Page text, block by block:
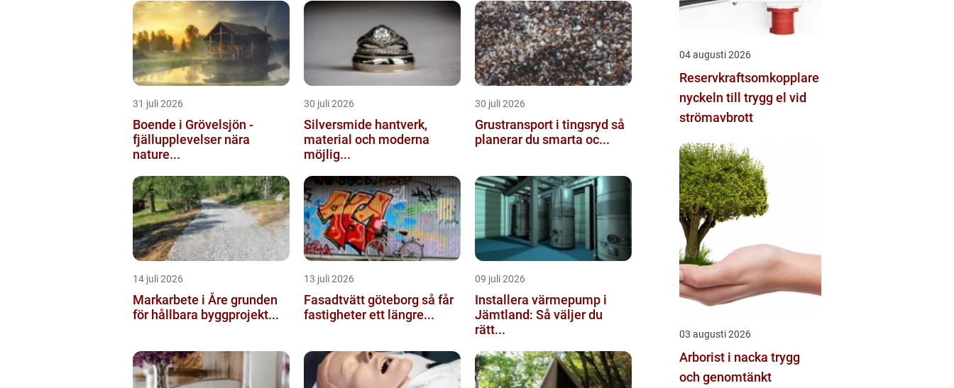
31 juli 2026
Boende i Grövelsjön -
fjällupplevelser nära
nature...
30 juli 2026
Silversmide hantverk,
material och moderna
möjlig...
30 juli 2026
Grustransport i tingsryd så
planerar du smarta oc...
14 juli 2026
Markarbete i Åre grunden
för hållbara byggprojekt...
13 juli 2026
Fasadtvätt göteborg så får
fastigheter ett längre...
09 juli 2026
Installera värmepump i
Jämtland: Så väljer du
rätt...
04 augusti 2026
Reservkraftsomkopplare
nyckeln till trygg el vid
strömavbrott
03 augusti 2026
Arborist i nacka trygg
och genomtänkt